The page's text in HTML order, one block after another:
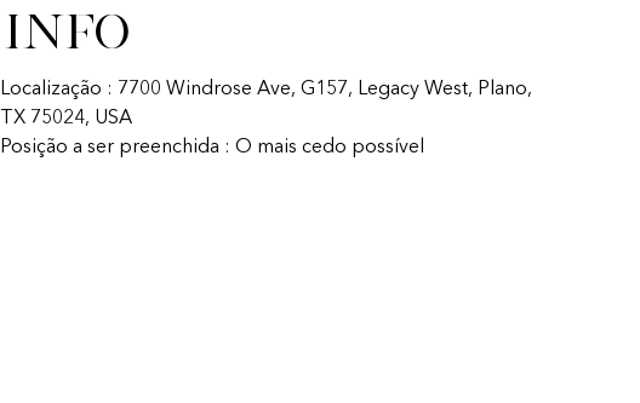
Info
Localização : 7700 Windrose Ave, G157, Legacy West, Plano,
TX 75024, USA
Posição a ser preenchida : O mais cedo possível